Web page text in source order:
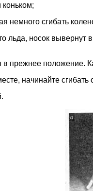
немного сгибать
льда, носок вывернут
прежнее положение.
начинайте сгибать